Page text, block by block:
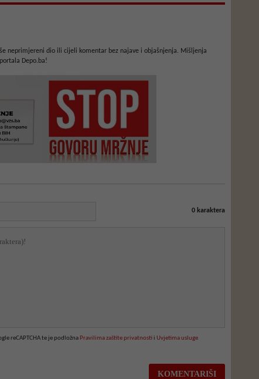
neprimjereni dio ili cijeli komentar bez najave i objašnjenja. Mišljenja
Depo.ba!
0karaktera
reCAPTCHA te je podložna Pravilima zaštite privatnostii Uvjetima usluge